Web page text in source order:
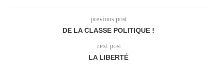
previous post
DE LA CLASSE POLITIQUE !
next post
LA LIBERTÉ